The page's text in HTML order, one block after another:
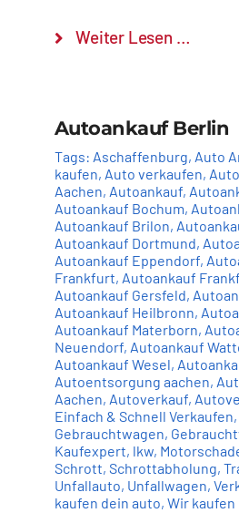
Weiter Lesen …
Autoankauf Berlin
Tags: Aschaffenburg, Auto
kaufen, Auto verkaufen,
Aachen, Autoankauf,
Autoankauf Bochum,
Autoankauf Brilon,
Autoankauf Dortmund,
Autoankauf Eppendorf,
Frankfurt, Autoankauf
Autoankauf Gersfeld,
Autoankauf Heilbronn,
Autoankauf Materborn,
Neuendorf, Autoankauf
Autoankauf Wesel,
Autoentsorgung aachen,
Aachen, Autoverkauf,
Einfach & Schnell Verkaufen,
Gebrauchtwagen,
Kaufexpert, lkw,
Schrott, Schrottabholung,
Unfallauto, Unfallwagen,
kaufen dein auto, Wir kaufen